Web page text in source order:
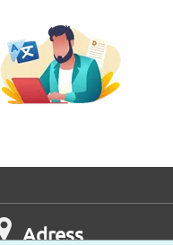
Adress